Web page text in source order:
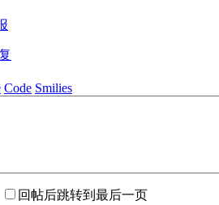
Code Smilies
回帖后跳转到最后一页